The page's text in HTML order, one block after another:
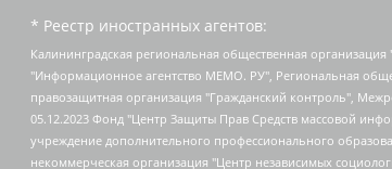
* Реестр иностранных агентов:
Калининградская региональная общественная организация "Экозащита!-Женсовет", Фонд содействия защите прав и свобод граждан "Общественный вердикт", Фонд "Институт Развития Свободы Информации", Частное учреждение "Информационное агентство МЕМО. РУ", Региональная общественная организация "Общественная комиссия по сохранению наследия академика Сахарова", Фонд поддержки свободы прессы, Санкт-Петербургская общественная правозащитная организация "Гражданский контроль", Межрегиональная общественная организация "Информационно-просветительский центр "Мемориал", Региональный Фонд "Центр Защиты Прав Средств Массовой Информации", с 05.12.2023 Фонд "Центр Защиты Прав Средств массовой информации", Региональная общественная благотворительная организация помощи беженцам и мигрантам "Гражданское содействие", Негосударственное образовательное учреждение дополнительного профессионального образования (повышение квалификации) специалистов "АКАДЕМИЯ ПО ПРАВАМ ЧЕЛОВЕКА", Свердловская региональная общественная организация "Сутяжник", Автономная некоммерческая организация "Центр независимых социологических исследований", Союз общественных объединений "Российский исследовательский центр по правам человека", Региональное общественное учреждение научно-информационный центр "МЕМОРИАЛ", Некоммерческая организация "Фонд защиты гласности", Автономная некоммерческая организация "Институт прав человека", Городская общественная организация "Екатеринбургское общество "МЕМОРИАЛ", Городская общественная организация "Рязанское историко-просветительское и правозащитное общество "Мемориал" (Рязанский Мемориал), Челябинский региональный орган общественной самодеятельности – женское общественное объединение "Женщины Евразии", Челябинский региональный орган общественной самодеятельности "Уральская правозащитная группа", Фонд содействия защите здоровья и социальной справедливости имени Андрея Рылькова, Автономная Некоммерческая Организация "Аналитический Центр Юрия Левады", Автономная некоммерческая организация социальной поддержки населения "Проект Апрель", Региональная общественная организация помощи женщинам и детям, находящимся в кризисной ситуации "Информационно-методический центр "Анна", Фонд содействия развитию массовых коммуникаций и правовому просвещению "Так-так-Так", Фонд содействия устойчивому развитию "Серебряная тайга", Свердловский региональный общественный фонд социальных проектов "Новое время", "Idel.Реалии", Кавказ.Реалии, Крым.Реалии, Телеканал Настоящее Время, Татаро-башкирская служба Радио Свобода (Azatliq Radiosi), Радио Свободная